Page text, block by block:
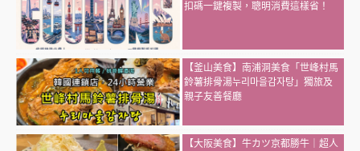
扣碼一鍵複製，聰明消費這樣省！
【釜山美食】南浦洞美食「世峰村馬
鈴薯排骨湯누리마을감자탕」獨旅及
親子友善餐廳
【大阪美食】牛カツ京都勝牛｜超人